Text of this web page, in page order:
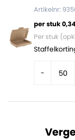
Artikelnr:
per stuk
Per stuk
-